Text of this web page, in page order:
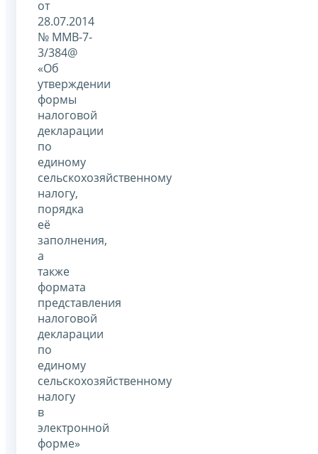
от
28.07.2014
№ ММВ-7-
3/384@
«Об
утверждении
формы
налоговой
декларации
по
единому
сельскохозяйственному
налогу,
порядка
её
заполнения,
а
также
формата
представления
налоговой
декларации
по
единому
сельскохозяйственному
налогу
в
электронной
форме»